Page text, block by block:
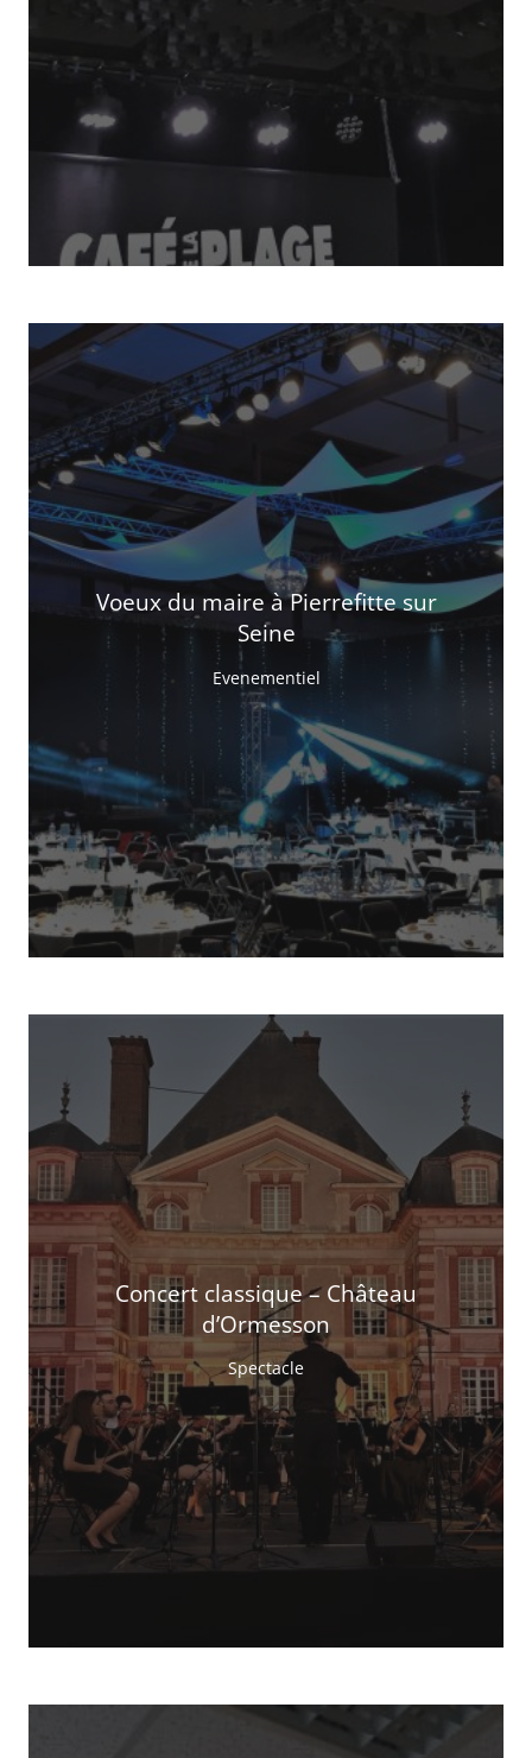
Voeux du maire à Pierrefitte sur
Seine
Evenementiel
Concert classique – Château
d’Ormesson
Spectacle